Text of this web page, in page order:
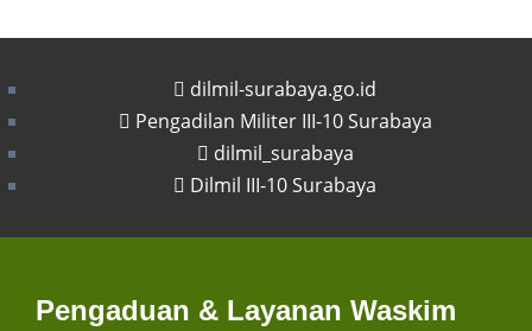
dilmil-surabaya.go.id
Pengadilan Militer III-10 Surabaya
dilmil_surabaya
Dilmil III-10 Surabaya
Pengaduan & Layanan Waskim